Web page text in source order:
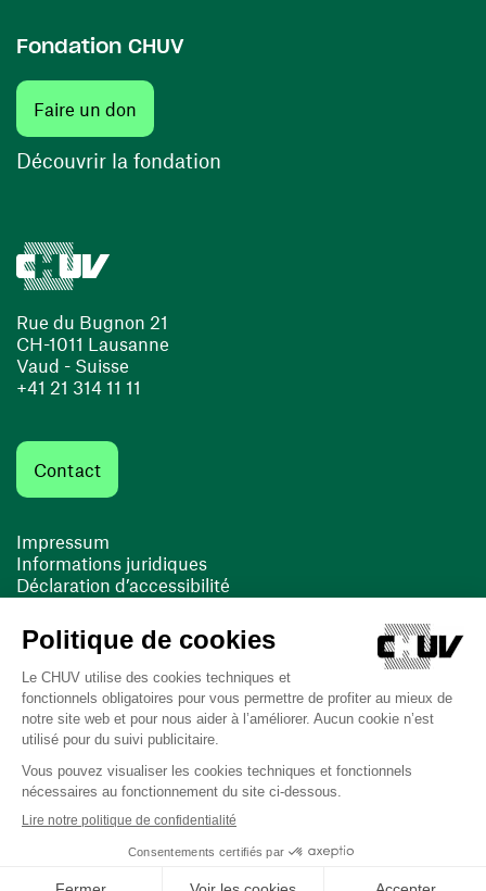
Rue du Bugnon 21
CH-1011 Lausanne
Vaud - Suisse
+41 21 314 11 11
Contact
Impressum
Informations juridiques
Déclaration d’accessibilité
Cookies
(opens in a new window)
(opens in a new window)
Last updated on 12/08/2025 at 14:39
Fondation CHUV
Faire un don
Découvrir la fondation